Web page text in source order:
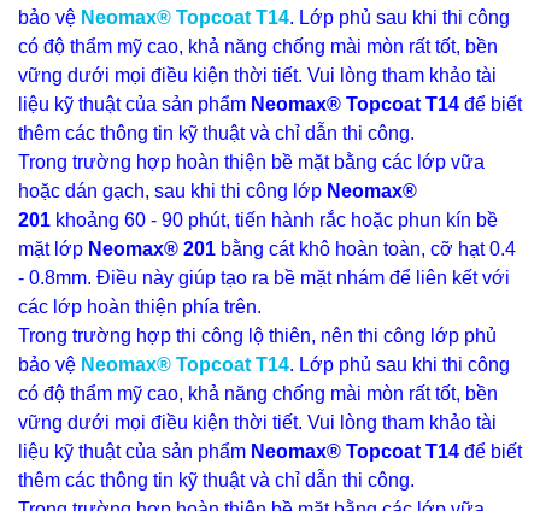
bảo vệ Neomax® Topcoat T14. Lớp phủ sau khi thi công
có độ thẩm mỹ cao, khả năng chống mài mòn rất tốt, bền
vững dưới mọi điều kiện thời tiết. Vui lòng tham khảo tài
liệu kỹ thuật của sản phẩm Neomax® Topcoat T14 để biết
thêm các thông tin kỹ thuật và chỉ dẫn thi công.
Trong trường hợp hoàn thiện bề mặt bằng các lớp vữa
hoặc dán gạch, sau khi thi công lớp Neomax®
201 khoảng 60 - 90 phút, tiến hành rắc hoặc phun kín bề
mặt lớp Neomax® 201 bằng cát khô hoàn toàn, cỡ hạt 0.4
- 0.8mm. Điều này giúp tạo ra bề mặt nhám để liên kết với
các lớp hoàn thiện phía trên.
Trong trường hợp thi công lộ thiên, nên thi công lớp phủ
bảo vệ Neomax® Topcoat T14. Lớp phủ sau khi thi công
có độ thẩm mỹ cao, khả năng chống mài mòn rất tốt, bền
vững dưới mọi điều kiện thời tiết. Vui lòng tham khảo tài
liệu kỹ thuật của sản phẩm Neomax® Topcoat T14 để biết
thêm các thông tin kỹ thuật và chỉ dẫn thi công.